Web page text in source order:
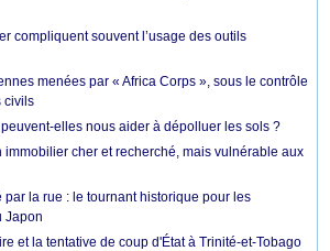
compliquent souvent l’usage des outils
menées par « Africa Corps », sous le contrôle
civils
elles nous aider à dépolluer les sols ?
immobilier cher et recherché, mais vulnérable aux
par la rue : le tournant historique pour les
Japon
et la tentative de coup d'État à Trinité-et-Tobago